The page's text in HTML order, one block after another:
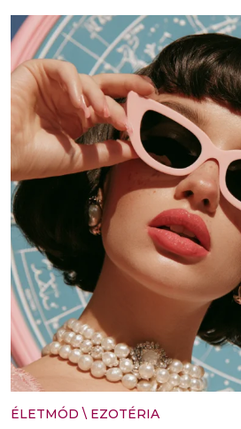
ÉLETMÓD \ EZOTÉRIA